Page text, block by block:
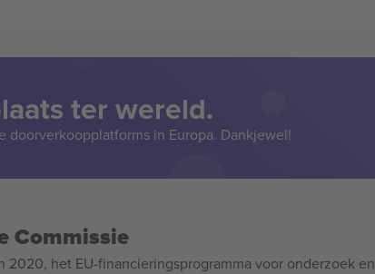
ter wereld.
in Europa. Dankjewel!
Commissie
het EU-financieringsprogramma voor onderzoek en